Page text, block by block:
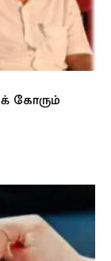
கோரும்